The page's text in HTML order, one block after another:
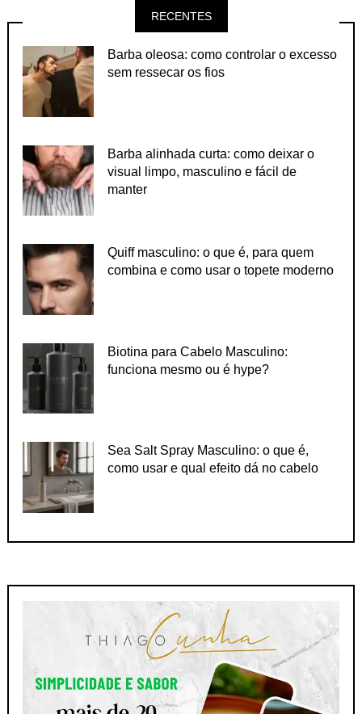
RECENTES
Barba oleosa: como controlar o excesso
sem ressecar os fios
Barba alinhada curta: como deixar o
visual limpo, masculino e fácil de
manter
Quiff masculino: o que é, para quem
combina e como usar o topete moderno
Biotina para Cabelo Masculino:
funciona mesmo ou é hype?
Sea Salt Spray Masculino: o que é,
como usar e qual efeito dá no cabelo